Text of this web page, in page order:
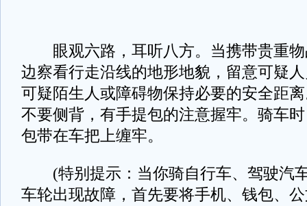
眼观六路，耳听八方。当携带贵重物
边察看行走沿线的地形地貌，留意可疑
可疑陌生人或障碍物保持必要的安全距
不要侧背，有手提包的注意握牢。骑车
包带在车把上缠牢。
(特别提示：当你骑自行车、驾驶汽
车轮出现故障，首先要将手机、钱包、